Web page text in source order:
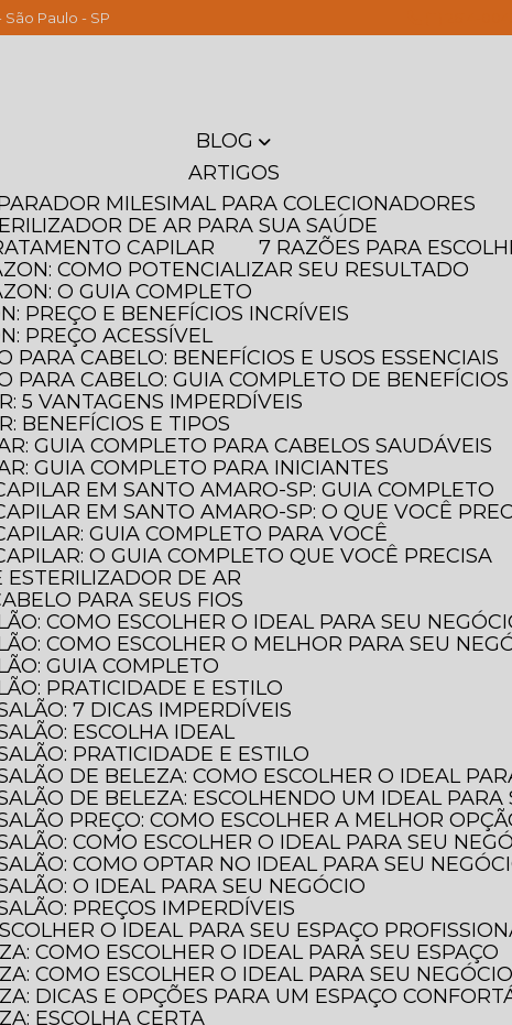
São Paulo - SP
BLOG
ARTIGOS
MILESIMAL PARA COLECIONADORES
DE AR PARA SUA SAÚDE
CAPILAR
7 RAZÕES PARA
COMO POTENCIALIZAR SEU RESULTADO
O GUIA COMPLETO
PREÇO E BENEFÍCIOS INCRÍVEIS
PREÇO ACESSÍVEL
PARA CABELO: BENEFÍCIOS E USOS ESSENCIAIS
PARA CABELO: GUIA COMPLETO DE BENEFÍCIOS
5 VANTAGENS IMPERDÍVEIS
BENEFÍCIOS E TIPOS
GUIA COMPLETO PARA CABELOS SAUDÁVEIS
GUIA COMPLETO PARA INICIANTES
EM SANTO AMARO-SP: GUIA COMPLETO
EM SANTO AMARO-SP: O QUE VOCÊ
GUIA COMPLETO PARA VOCÊ
O GUIA COMPLETO QUE VOCÊ PRECISA
ESTERILIZADOR DE AR
PARA SEUS FIOS
COMO ESCOLHER O IDEAL PARA SEU
COMO ESCOLHER O MELHOR PARA SEU
GUIA COMPLETO
PRATICIDADE E ESTILO
7 DICAS IMPERDÍVEIS
ESCOLHA IDEAL
PRATICIDADE E ESTILO
DE BELEZA: COMO ESCOLHER O IDEAL
DE BELEZA: ESCOLHENDO UM IDEAL PARA
PREÇO: COMO ESCOLHER A MELHOR
COMO ESCOLHER O IDEAL PARA SEU
COMO OPTAR NO IDEAL PARA SEU
O IDEAL PARA SEU NEGÓCIO
PREÇOS IMPERDÍVEIS
O IDEAL PARA SEU ESPAÇO
COMO ESCOLHER O IDEAL PARA SEU ESPAÇO
COMO ESCOLHER O IDEAL PARA SEU NEGÓCIO
DICAS E OPÇÕES PARA UM ESPAÇO
ESCOLHA CERTA